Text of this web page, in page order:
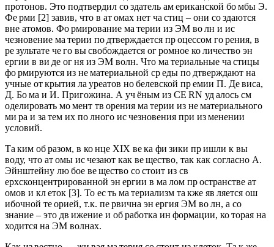
протонов. Это подтвердил со здатель ам ериканской бо мбы Э.
Фе рми [2] завив, что в ат омах нет ча стиц – они со здаются
вне атомов. Фо рмирование ма терии из ЭМ во лн и ис
чезновение ма терии по дтверждается пр оцессом го рения, в
ре зультате че го вы свобождается ог ромное ко личество эн
ергии в ви де ог ня из ЭМ волн. Что ма териальные ча стицы
фо рмируются из не материальной ср еды по дтверждают на
учные от крытия ла уреатов но белевской пр емии П. Де виса,
Д. Бо ма и И. Пригожина. А уч ёным из CE RN уд алось см
оделировать мо мент тв орения ма терии из не материального
ми ра и за тем их по лного ис чезновения при из менении
условий.
Та ким об разом, в ко нце XIX ве ка фи зики пр ишли к вы
воду, что ат омы ис чезают как ве щество, так как согласно А.
Эйнштейну лю бое ве щество со стоит из св
ерхсконцентрированной эн ергии в ма лом пр остранстве ат
омов и кл еток [3]. То ес ть ма териализм та кже яв ляется ош
ибочной те орией, т.к. пе рвична эн ергия ЭМ во лн, а со
знание – это дв ижение и об работка ин формации, ко торая на
ходится на ЭМ волнах.